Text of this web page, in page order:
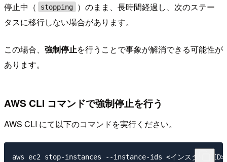
停止中（
stopping
）のまま、長時間経過し、次のステー
タスに移行しない場合があります。
この場合、 強制停止を行うことで事象が解消できる可能性が
あります。
AWS CLI コマンドで強制停止を行う
AWS CLI にて以下のコマンドを実行ください。